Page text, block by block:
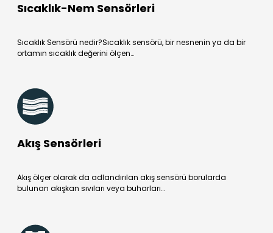
Sıcaklık-Nem Sensörleri
Sıcaklık Sensörü nedir?Sıcaklık sensörü, bir nesnenin ya da bir
ortamın sıcaklık değerini ölçen…
Akış Sensörleri
Akış ölçer olarak da adlandırılan akış sensörü borularda
bulunan akışkan sıvıları veya buharları…